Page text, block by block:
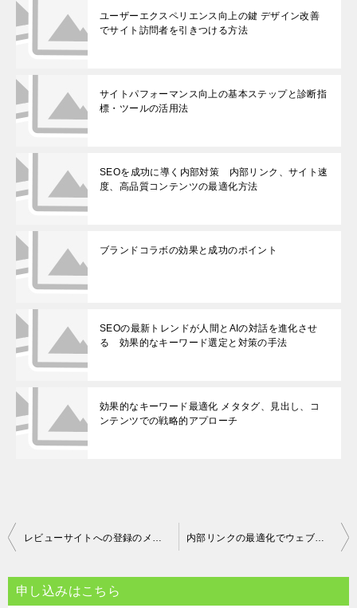
ユーザーエクスペリエンス向上の鍵 デザイン改善
でサイト訪問者を引きつける方法
サイトパフォーマンス向上の基本ステップと診断指
標・ツールの活用法
SEOを成功に導く内部対策 内部リンク、サイト速
度、高品質コンテンツの最適化方法
ブランドコラボの効果と成功のポイント
SEOの最新トレンドが人間とAIの対話を進化させ
る 効果的なキーワード選定と対策の手法
効果的なキーワード最適化 メタタグ、見出し、コ
ンテンツでの戦略的アプローチ
投
ナ
レビューサイトへの登録のメリットと登録方法 内部リンクの最適化でウェブサイトのSEOを向上させるためのポイント
申し込みはこちら